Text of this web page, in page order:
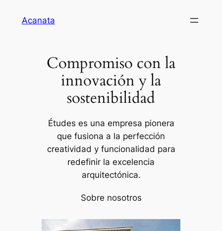
Acanata
Compromiso con la
innovación y la
sostenibilidad
Études es una empresa pionera
que fusiona a la perfección
creatividad y funcionalidad para
redefinir la excelencia
arquitectónica.
Sobre nosotros